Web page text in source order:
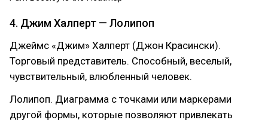
4. Джим Халперт — Лолипоп
Джеймс «Джим» Халперт (Джон Красински).
Торговый представитель. Способный, веселый,
чувствительный, влюбленный человек.
Лолипоп. Диаграмма с точками или маркерами
другой формы, которые позволяют привлекать